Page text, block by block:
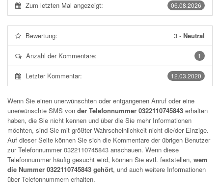
06.08.2026
Zum letzten Mal angezeigt:
Bewertung: 3 - Neutral
1
Anzahl der Kommentare:
12.03.2020
Letzter Kommentar:
Wenn Sie einen unerwünschten oder entgangenen Anruf oder eine
unerwünschte SMS von der Telefonnummer 0322110745843 erhalten
haben, die Sie nicht kennen und über die Sie mehr Informationen
möchten, sind Sie mit größter Wahrscheinlichkeit nicht die/der Einzige.
Auf dieser Seite können Sie sich die Kommentare der übrigen Benutzer
zur Telefonnummer0322110745843 anschauen. Wenn diese
Telefonnummer häufig gesucht wird, können Sie evtl. feststellen, wem
die Nummer 0322110745843 gehört, und auch weitere Informationen
über Telefonnummern erhalten.